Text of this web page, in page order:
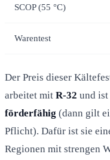
SCOP (55 °C)
Warentest
Der Preis dieser
arbeitet mit R-32 und ist
förderfähig (dann gilt
Pflicht). Dafür ist sie
Regionen mit strengen